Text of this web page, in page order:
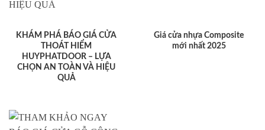
KHÁM PHÁ BÁO GIÁ CỬA
THOÁT HIỂM
HUYPHATDOOR – LỰA
CHỌN AN TOÀN VÀ HIỆU
QUẢ
Giá cửa nhựa Composite
mới nhất 2025